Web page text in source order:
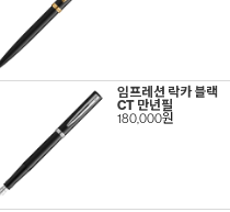
임프레션 락카 블랙
CT 만년필
180,000원